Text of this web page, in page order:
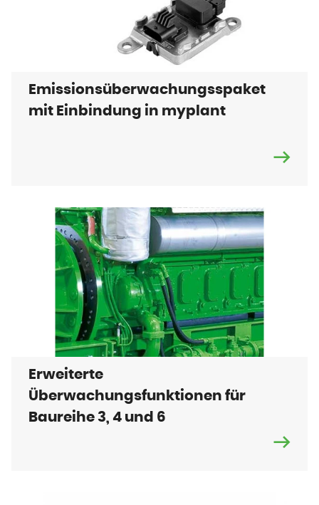
Emissionsüberwachungsspaket
mit Einbindung in myplant
Erweiterte
Überwachungsfunktionen für
Baureihe 3, 4 und 6